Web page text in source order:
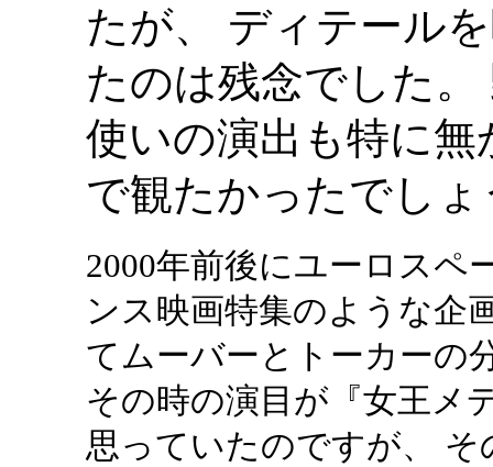
たが、 ディテール
たのは残念でした
使いの演出も特に
で観たかったでしょ
2000年前後にユーロスペ
ンス映画特集のような企
てムーバーとトーカーの
その時の演目が『女王メ
思っていたのですが、